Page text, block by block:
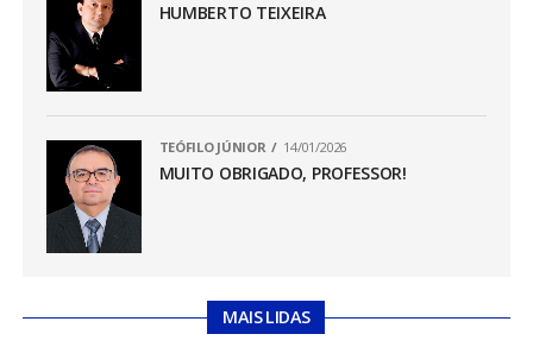
HUMBERTO TEIXEIRA
TEÓFILO JÚNIOR 14/01/2026
MUITO OBRIGADO, PROFESSOR!
MAIS LIDAS